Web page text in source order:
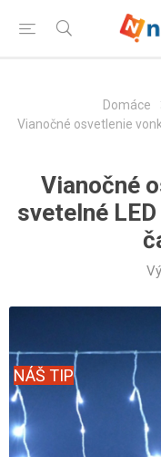
Domáce
Vianočné osvetlenie
Vianočné
svetelné
NÁŠ TIP